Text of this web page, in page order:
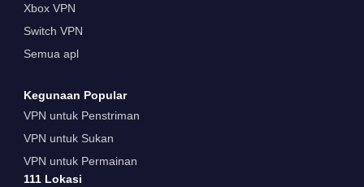
Xbox VPN
Switch VPN
Semua apl
Kegunaan Popular
VPN untuk Penstriman
VPN untuk Sukan
VPN untuk Permainan
111 Lokasi